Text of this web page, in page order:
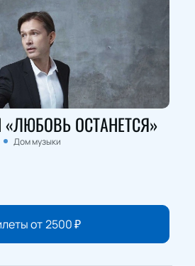
ОСТАНЕТСЯ»
Дом музыки
от2500₽